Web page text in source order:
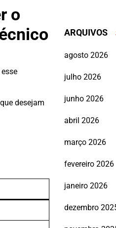
o
desejam
ARQUIVOS
agosto 2026
julho 2026
junho 2026
abril 2026
março 2026
fevereiro 2026
janeiro 2026
dezembro